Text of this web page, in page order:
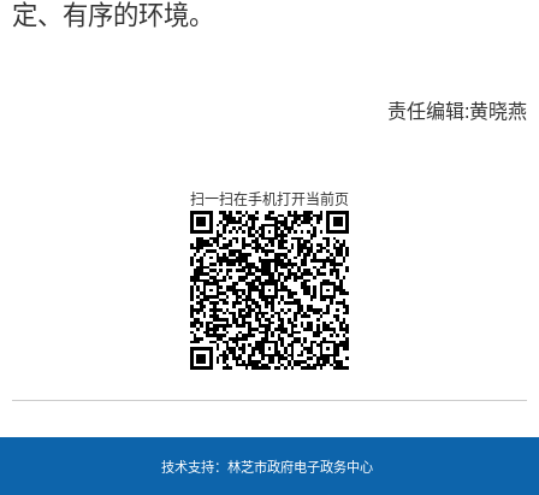
定、有序的环境。
责任编辑:黄晓燕
扫一扫在手机打开当前页
技术支持：林芝市政府电子政务中心